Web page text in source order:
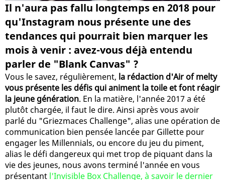
Il n'aura pas fallu longtemps en 2018 pour
qu'Instagram nous présente une des
tendances qui pourrait bien marquer les
mois à venir : avez-vous déjà entendu
parler de "Blank Canvas" ?
Vous le savez, régulièrement, la rédaction d'Air of melty
vous présente les défis qui animent la toile et font réagir
la jeune génération. En la matière, l'année 2017 a été
plutôt chargée, il faut le dire. Ainsi après vous avoir
parlé du "Griezmaces Challenge", alias une opération de
communication bien pensée lancée par Gillette pour
engager les Millennials, ou encore du jeu du piment,
alias le défi dangereux qui met trop de piquant dans la
vie des jeunes, nous avons terminé l'année en vous
présentant l'Invisible Box Challenge, à savoir le dernier